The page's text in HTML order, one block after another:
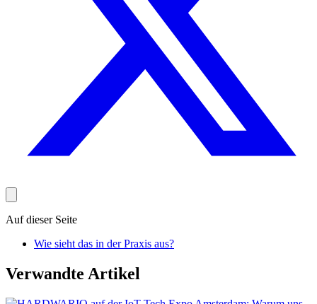
Auf dieser Seite
Wie sieht das in der Praxis aus?
Verwandte Artikel